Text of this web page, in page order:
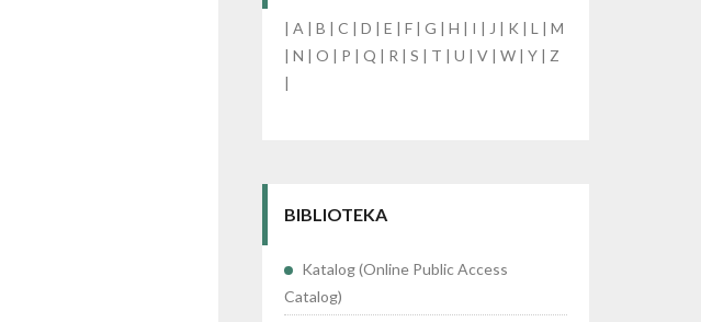
|A |B |C |D |E |F |G |H | I | J | K |L |M
|N |O | P |Q | R |S | T |U |V |W |Y | Z
|
BIBLIOTEKA
Katalog (Online Public Access
Catalog)